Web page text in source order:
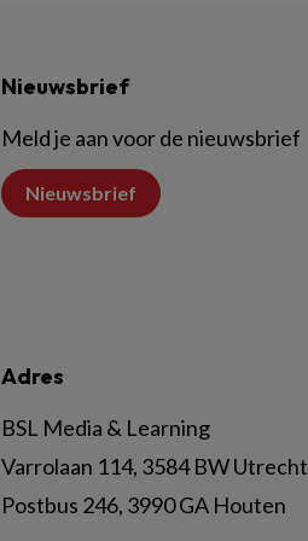
Nieuwsbrief
Meld je aan voor de nieuwsbrief
Nieuwsbrief
Adres
BSL Media & Learning
Varrolaan 114, 3584 BW Utrecht
Postbus 246, 3990 GA Houten